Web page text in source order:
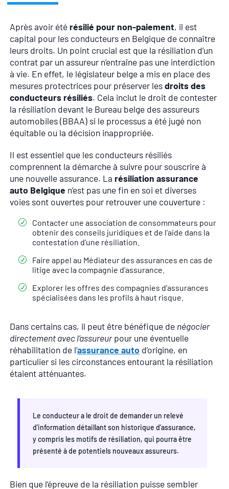
Après avoir été résilié pour non-paiement, il est
capital pour les conducteurs en Belgique de connaître
leurs droits. Un point crucial est que la résiliation d’un
contrat par un assureur n’entraîne pas une interdiction
à vie. En effet, le législateur belge a mis en place des
mesures protectrices pour préserver lesdroits des
conducteurs résiliés. Cela inclut le droit de contester
la résiliation devant le Bureau belge des assureurs
automobiles (BBAA) si le processus a été jugé non
équitable ou la décision inappropriée.
Il est essentiel que les conducteurs résiliés
comprennent la démarche à suivre pour souscrire à
une nouvelle assurance. La résiliation assurance
auto Belgique n’est pas une fin en soi et diverses
voies sont ouvertes pour retrouver une couverture :
Contacter une association de consommateurs pour
obtenir des conseils juridiques et de l’aide dans la
contestation d’une résiliation.
Faire appel au Médiateur des assurances en cas de
litige avec la compagnie d’assurance.
Explorer les offres des compagnies d’assurances
spécialisées dans les profils à haut risque.
Dans certains cas, il peut être bénéfique de négocier
directement avec l’assureurpour une éventuelle
réhabilitation de l’assurance auto d’origine, en
particulier si les circonstances entourant la résiliation
étaient atténuantes.
Le conducteur a le droit de demander un relevé
d’information détaillant son historique d’assurance,
y compris les motifs de résiliation, qui pourra être
présenté à de potentiels nouveaux assureurs.
Bien que l’épreuve de la résiliation puisse sembler